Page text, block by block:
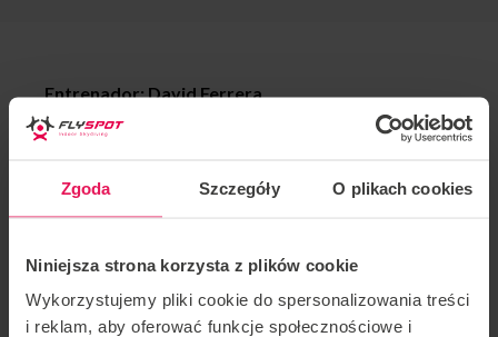
Zgoda Szczegóły O plikach cookies
Niniejsza strona korzysta z plików cookie
Wykorzystujemy pliki cookie do spersonalizowania treści
i reklam, aby oferować funkcje społecznościowe i
Entrenador: David Ferrera
Ubicación: Flyspot Katowice
Fecha: 30.01 – 04.02.2024
Invitamos a Pro en cada etapa de avance. Si desea
contáctenos en camps@flyspot.com